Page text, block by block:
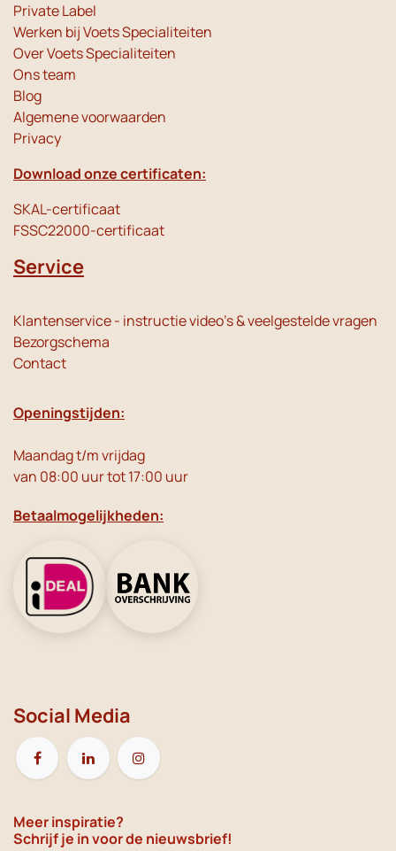
Private Label
Werken bij Voets Specialiteiten
Over Voets Specialiteiten
Ons team
Blog
Algemene voorwaarden
Privacy
Download onze certificaten:
SKAL-certificaat
FSSC22000-certificaat
Service
Klantenservice - instructie video's & veelgestelde vragen
Bezorgschema
Contact
Openingstijden:
Maandag t/m vrijdag
van 08:00 uur tot 17:00 uur
Betaalmogelijkheden:
Social Media
Meer inspiratie?
Schrijf je in voor de nieuwsbrief!